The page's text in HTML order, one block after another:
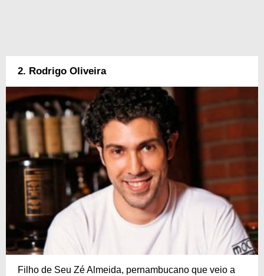
2. Rodrigo Oliveira
Filho de Seu Zé Almeida, pernambucano que veio a